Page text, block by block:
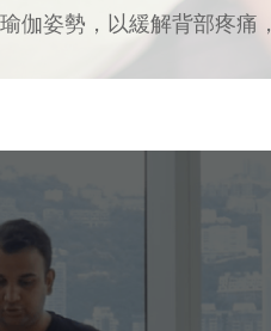
伽姿勢，以緩解背部疼痛